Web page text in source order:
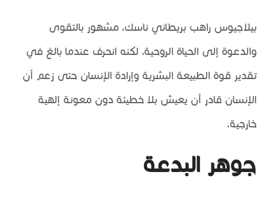
بيلاجيوس راهب بريطاني ناسك، مشهور بالتقوى
والدعوة إلى الحياة الروحية، لكنه انحرف عندما بالغ في
تقدير قوة الطبيعة البشرية وإرادة الإنسان حتى زعم أن
الإنسان قادر أن يعيش بلا خطيئة دون معونة إلهية
خارجية.
جوهر البدعة